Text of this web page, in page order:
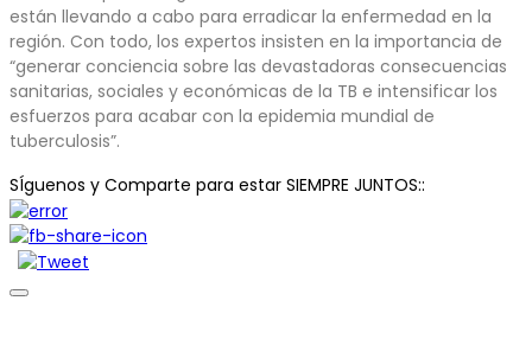
están llevando a cabo para erradicar la enfermedad en la
región. Con todo, los expertos insisten en la importancia de
“generar conciencia sobre las devastadoras consecuencias
sanitarias, sociales y económicas de la TB e intensificar los
esfuerzos para acabar con la epidemia mundial de
tuberculosis”.
SÍguenos y Comparte para estar SIEMPRE JUNTOS::